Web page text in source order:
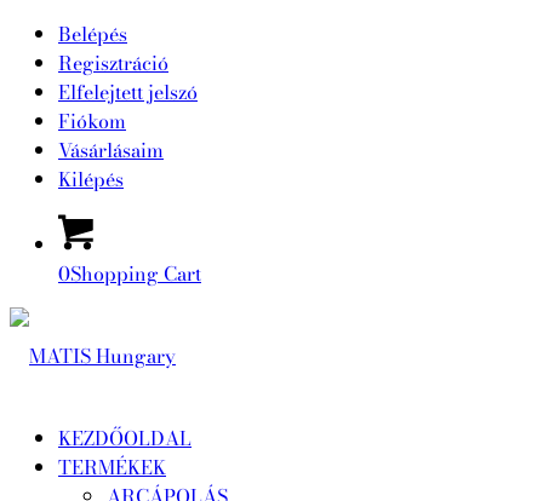
Belépés
Regisztráció
Elfelejtett jelszó
Fiókom
Vásárlásaim
Kilépés
0Shopping Cart
KEZDŐOLDAL
TERMÉKEK